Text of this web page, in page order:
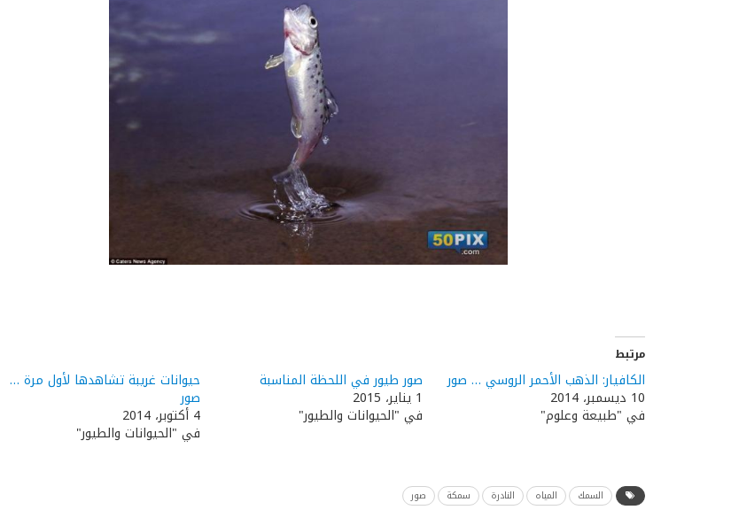
مرتبط
الكافيار: الذهب الأحمر الروسي … صور
10 ديسمبر، 2014
في "طبيعة وعلوم"
صور طيور في اللحظة المناسبة
1 يناير، 2015
في "الحيوانات والطيور"
حيوانات غريبة تشاهدها لأول مرة …
صور
4 أكتوبر، 2014
في "الحيوانات والطيور"
السمك المياه النادرة سمكة صور